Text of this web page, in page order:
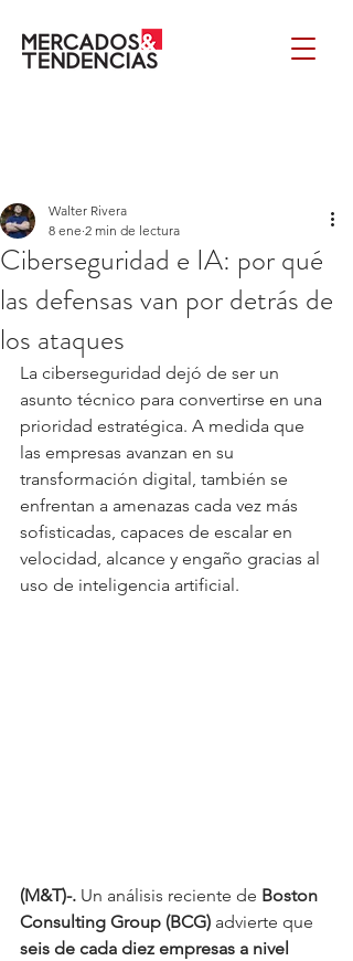
Ciberseguridad e IA: por qué
las defensas van por detrás de
los ataques
Walter Rivera
8 ene 2 min de lectura
La ciberseguridad dejó de ser un
asunto técnico para convertirse en una
prioridad estratégica. A medida que
las empresas avanzan en su
transformación digital, también se
enfrentan a amenazas cada vez más
sofisticadas, capaces de escalar en
velocidad, alcance y engaño gracias al
uso de inteligencia artificial.
(M&T)-. Un análisis reciente de Boston
Consulting Group (BCG) advierte que
seis de cada diez empresas a nivel